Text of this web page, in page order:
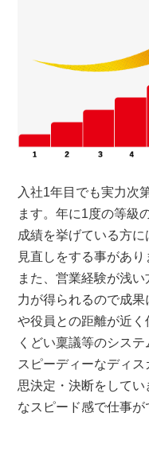
入社1年目でも実力次
ます。年に1度の等級
成績を挙げている方
見直しをする事があり
また、営業経験が浅
力が得られるので成
や役員との距離が近く
くどい稟議等のシステ
スピーディーなディ
思決定・決断をして
なスピード感で仕事が